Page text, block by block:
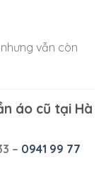
vẫn còn
áo cũ tại Hà
– 0941 99 77